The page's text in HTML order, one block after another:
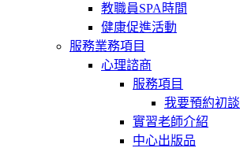
教職員SPA時間
健康促進活動
服務業務項目
心理諮商
服務項目
我要預約初談
實習老師介紹
中心出版品